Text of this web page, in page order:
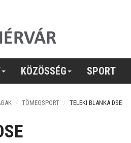
KÖZÖSSÉG SPORT
TÖMEGSPORT TELEKI BLANKA DSE